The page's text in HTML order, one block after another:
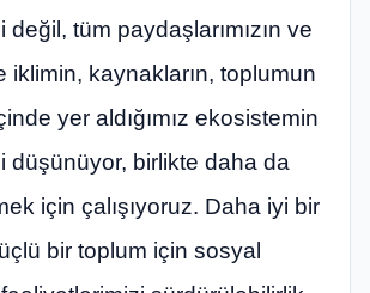
tüm paydaşlarımızın ve
iklimin, kaynakların, toplumun
yer aldığımız ekosistemin
düşünüyor, birlikte daha da
için çalışıyoruz. Daha iyi bir
bir toplum için sosyal